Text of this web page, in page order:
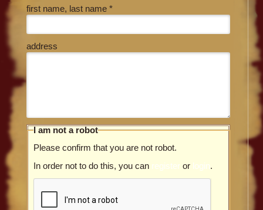
first name, last name *
address
I am not a robot
Please confirm that you are not robot.
In order not to do this, you can register or login.